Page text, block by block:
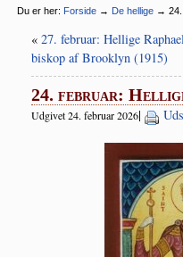
Du er her: Forside → De hellige →
« 27. februar: Hellige
biskop af Brooklyn (1915)
24. februar:
Udgivet 24. februar 2026|